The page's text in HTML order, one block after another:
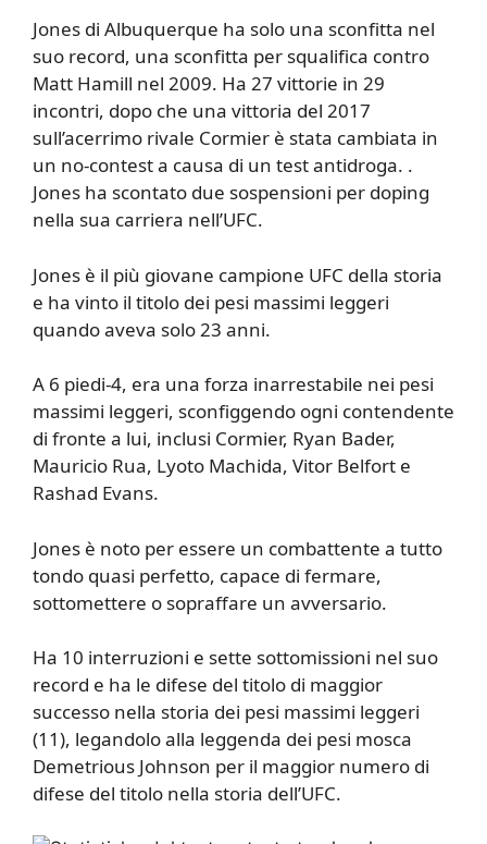
Jones di Albuquerque ha solo una sconfitta nel
suo record, una sconfitta per squalifica contro
Matt Hamill nel 2009. Ha 27 vittorie in 29
incontri, dopo che una vittoria del 2017
sull’acerrimo rivale Cormier è stata cambiata in
un no-contest a causa di un test antidroga. .
Jones ha scontato due sospensioni per doping
nella sua carriera nell’UFC.
Jones è il più giovane campione UFC della storia
e ha vinto il titolo dei pesi massimi leggeri
quando aveva solo 23 anni.
A 6 piedi-4, era una forza inarrestabile nei pesi
massimi leggeri, sconfiggendo ogni contendente
di fronte a lui, inclusi Cormier, Ryan Bader,
Mauricio Rua, Lyoto Machida, Vitor Belfort e
Rashad Evans.
Jones è noto per essere un combattente a tutto
tondo quasi perfetto, capace di fermare,
sottomettere o sopraffare un avversario.
Ha 10 interruzioni e sette sottomissioni nel suo
record e ha le difese del titolo di maggior
successo nella storia dei pesi massimi leggeri
(11), legandolo alla leggenda dei pesi mosca
Demetrious Johnson per il maggior numero di
difese del titolo nella storia dell’UFC.